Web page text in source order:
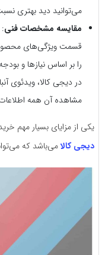
می‌توانید دید بهتری
مقایسه مشخصات فنی:
قسمت ویژگی‌های محصول
را بر اساس نیازها و
در دیجی کالا، ویدئوی
مشاهده آن همه
یکی از مزایای بسیار مهم
دیجی کالامی‌باشد که